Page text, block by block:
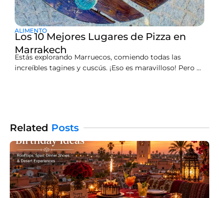
ALIMENTO
Los 10 Mejores Lugares de Pizza en
Marrakech
Estás explorando Marruecos, comiendo todas las
increíbles tagines y cuscús. ¡Eso es maravilloso! Pero a
Related Posts